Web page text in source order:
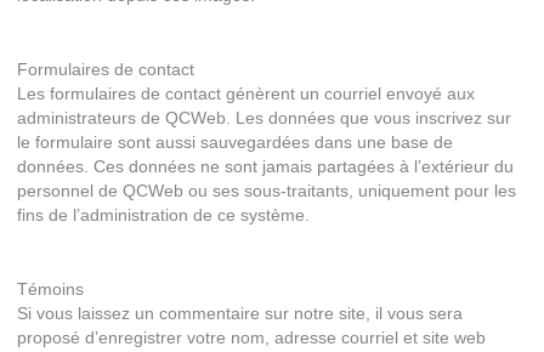
Formulaires de contact
Les formulaires de contact génèrent un courriel envoyé aux
administrateurs de QCWeb. Les données que vous inscrivez sur
le formulaire sont aussi sauvegardées dans une base de
données. Ces données ne sont jamais partagées à l’extérieur du
personnel de QCWeb ou ses sous-traitants, uniquement pour les
fins de l’administration de ce système.
Témoins
Si vous laissez un commentaire sur notre site, il vous sera
proposé d’enregistrer votre nom, adresse courriel et site web